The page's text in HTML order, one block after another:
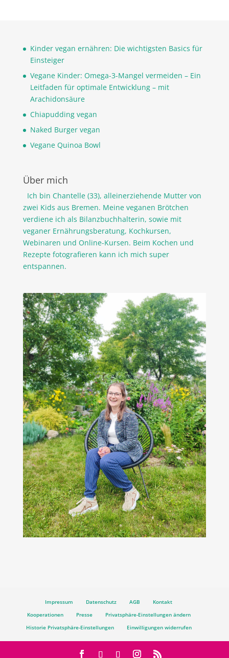
Kinder vegan ernähren: Die wichtigsten Basics für
Einsteiger
Vegane Kinder: Omega-3-Mangel vermeiden – Ein
Leitfaden für optimale Entwicklung – mit
Arachidonsäure
Chiapudding vegan
Naked Burger vegan
Vegane Quinoa Bowl
Über mich
Ich bin Chantelle (33), alleinerziehende Mutter von
zwei Kids aus Bremen. Meine veganen Brötchen
verdiene ich als Bilanzbuchhalterin, sowie mit
veganer Ernährungsberatung, Kochkursen,
Webinaren und Online-Kursen. Beim Kochen und
Rezepte fotografieren kann ich mich super
entspannen.
Impressum Datenschutz AGB
Kontakt
Kooperationen
Presse
Privatsphäre-Einstellungen ändern
Historie Privatsphäre-Einstellungen
Einwilligungen widerrufen